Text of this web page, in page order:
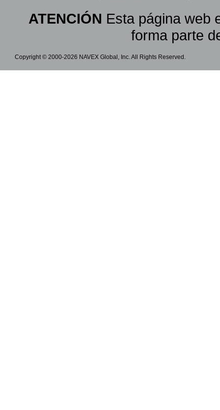
ATENCIÓN Esta página web
forma parte
Copyright © 2000-2026 NAVEX Global, Inc. All Rights Reserved.